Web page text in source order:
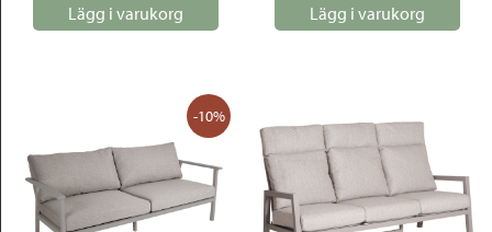
Lägg i varukorg Lägg i varukorg
-10%